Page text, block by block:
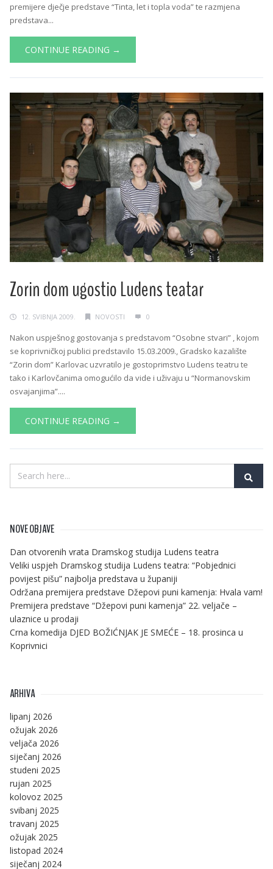
premijere dječje predstave “Tinta, let i topla voda” te razmjena
predstava...
CONTINUE READING →
Zorin dom ugostio Ludens teatar
12. SVIBNJA 2009. NOVOSTI 0
Nakon uspješnog gostovanja s predstavom “Osobne stvari” , kojom
se koprivničkoj publici predstavilo 15.03.2009., Gradsko kazalište
“Zorin dom” Karlovac uzvratilo je gostoprimstvo Ludens teatru te
tako i Karlovčanima omogućilo da vide i uživaju u “Normanovskim
osvajanjima”....
CONTINUE READING →
NOVE OBJAVE
Dan otvorenih vrata Dramskog studija Ludens teatra
Veliki uspjeh Dramskog studija Ludens teatra: “Pobjednici
povijest pišu” najbolja predstava u županiji
Održana premijera predstave Džepovi puni kamenja: Hvala vam!
Premijera predstave “Džepovi puni kamenja” 22. veljače –
ulaznice u prodaji
Crna komedija DJED BOŽIĆNJAK JE SMEĆE – 18. prosinca u
Koprivnici
ARHIVA
lipanj 2026
ožujak 2026
veljača 2026
siječanj 2026
studeni 2025
rujan 2025
kolovoz 2025
svibanj 2025
travanj 2025
ožujak 2025
listopad 2024
siječanj 2024